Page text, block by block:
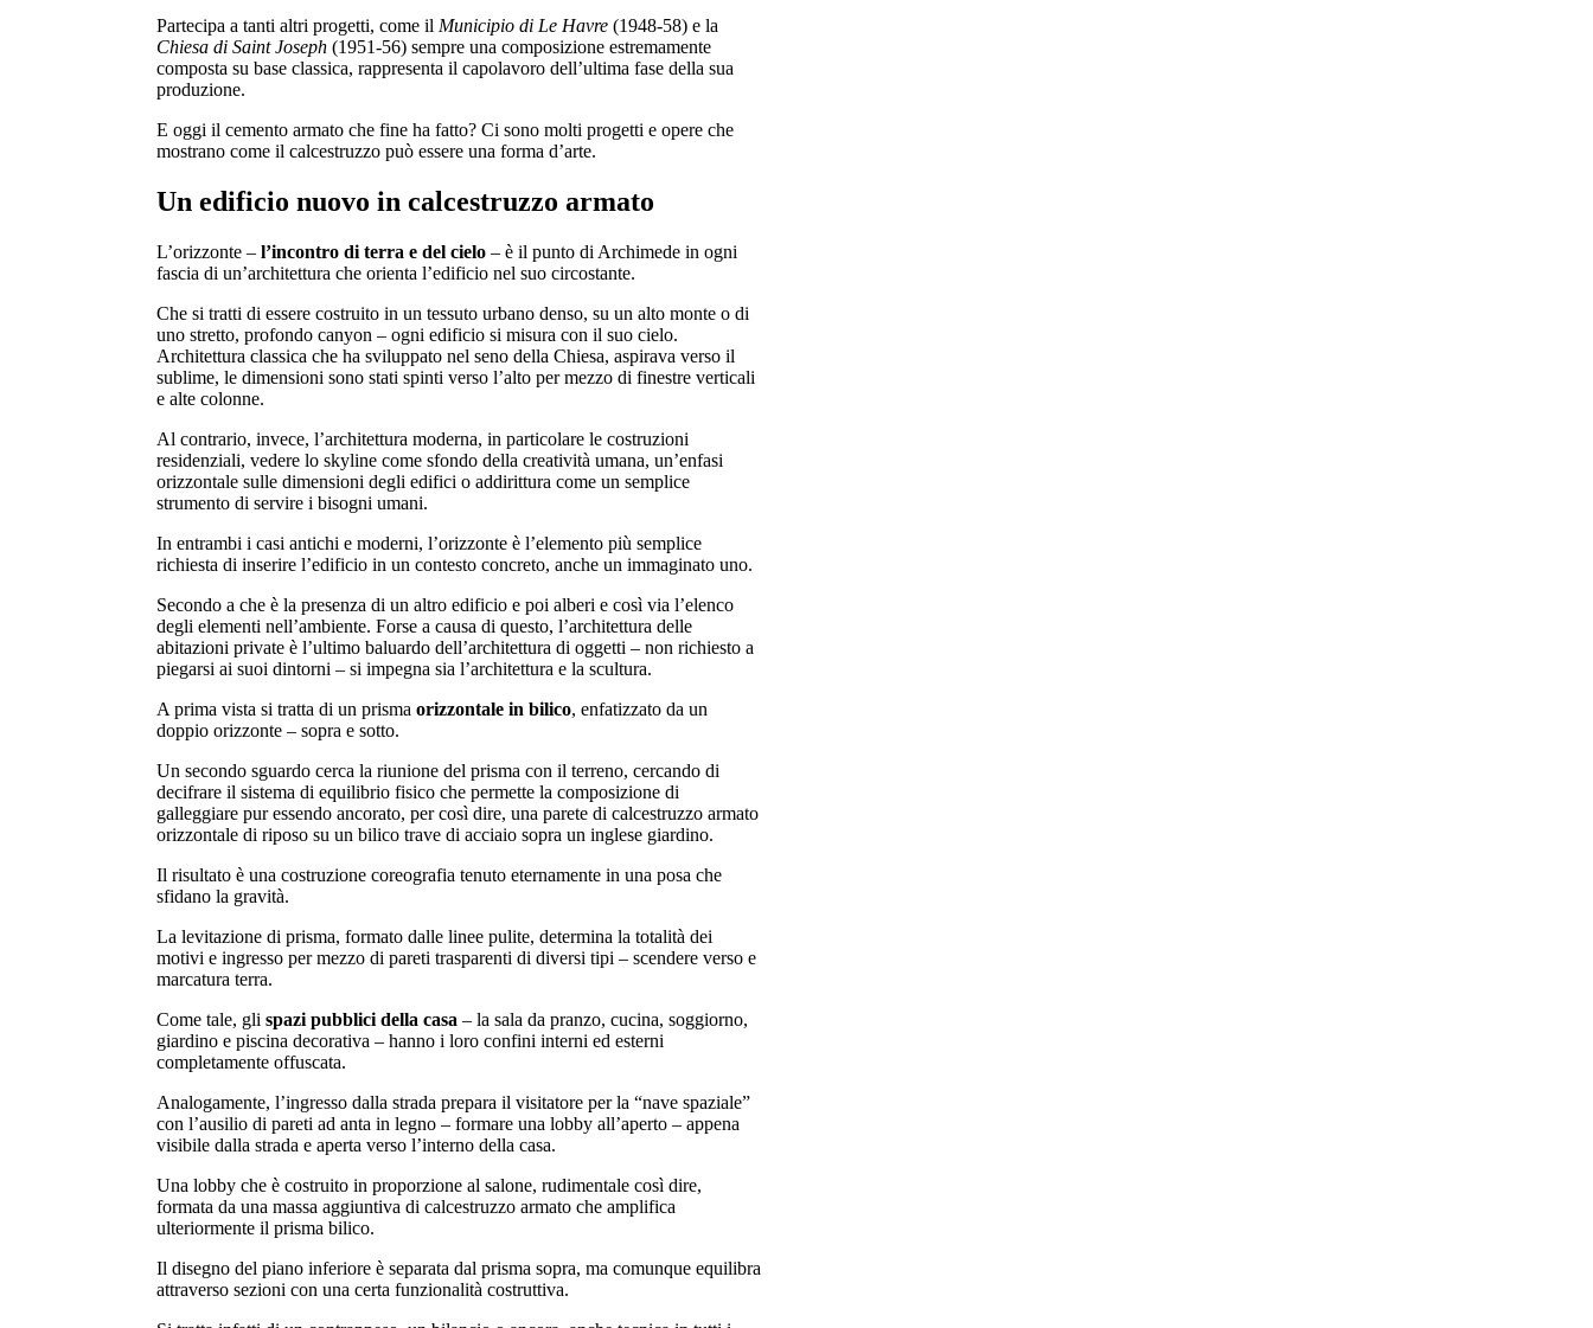
Partecipa a tanti altri progetti, come il Municipio di Le Havre (1948-58) e la
Chiesa di Saint Joseph (1951-56) sempre una composizione estremamente
composta su base classica, rappresenta il capolavoro dell’ultima fase della sua
produzione.
E oggi il cemento armato che fine ha fatto? Ci sono molti progetti e opere che
mostrano come il calcestruzzo può essere una forma d’arte.
Un edificio nuovo in calcestruzzo armato
L’orizzonte – l’incontro di terra e del cielo – è il punto di Archimede in ogni
fascia di un’architettura che orienta l’edificio nel suo circostante.
Che si tratti di essere costruito in un tessuto urbano denso, su un alto monte o di
uno stretto, profondo canyon – ogni edificio si misura con il suo cielo.
Architettura classica che ha sviluppato nel seno della Chiesa, aspirava verso il
sublime, le dimensioni sono stati spinti verso l’alto per mezzo di finestre verticali
e alte colonne.
Al contrario, invece, l’architettura moderna, in particolare le costruzioni
residenziali, vedere lo skyline come sfondo della creatività umana, un’enfasi
orizzontale sulle dimensioni degli edifici o addirittura come un semplice
strumento di servire i bisogni umani.
In entrambi i casi antichi e moderni, l’orizzonte è l’elemento più semplice
richiesta di inserire l’edificio in un contesto concreto, anche un immaginato uno.
Secondo a che è la presenza di un altro edificio e poi alberi e così via l’elenco
degli elementi nell’ambiente. Forse a causa di questo, l’architettura delle
abitazioni private è l’ultimo baluardo dell’architettura di oggetti – non richiesto a
piegarsi ai suoi dintorni – si impegna sia l’architettura e la scultura.
A prima vista si tratta di un prisma orizzontale in bilico, enfatizzato da un
doppio orizzonte – sopra e sotto.
Un secondo sguardo cerca la riunione del prisma con il terreno, cercando di
decifrare il sistema di equilibrio fisico che permette la composizione di
galleggiare pur essendo ancorato, per così dire, una parete di calcestruzzo armato
orizzontale di riposo su un bilico trave di acciaio sopra un inglese giardino.
Il risultato è una costruzione coreografia tenuto eternamente in una posa che
sfidano la gravità.
La levitazione di prisma, formato dalle linee pulite, determina la totalità dei
motivi e ingresso per mezzo di pareti trasparenti di diversi tipi – scendere verso e
marcatura terra.
Come tale, gli spazi pubblici della casa – la sala da pranzo, cucina, soggiorno,
giardino e piscina decorativa – hanno i loro confini interni ed esterni
completamente offuscata.
Analogamente, l’ingresso dalla strada prepara il visitatore per la “nave spaziale”
con l’ausilio di pareti ad anta in legno – formare una lobby all’aperto – appena
visibile dalla strada e aperta verso l’interno della casa.
Una lobby che è costruito in proporzione al salone, rudimentale così dire,
formata da una massa aggiuntiva di calcestruzzo armato che amplifica
ulteriormente il prisma bilico.
Il disegno del piano inferiore è separata dal prisma sopra, ma comunque equilibra
attraverso sezioni con una certa funzionalità costruttiva.